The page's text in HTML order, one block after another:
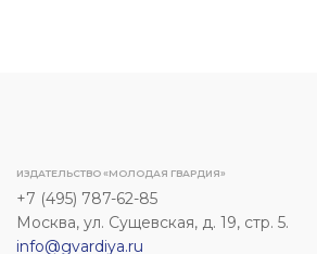
ИЗДАТЕЛЬСТВО «МОЛОДАЯ ГВАРДИЯ»
+7 (495) 787-62-85
Москва, ул. Сущевская, д. 19, стр. 5.
info@gvardiya.ru